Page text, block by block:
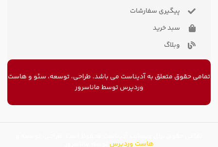
پیگیری سفارشات
سبد خرید
وبلاگ
تمامی حقوق متعلق به آدیناست می باشد. طراحی، توسعه، سئو و هاست
وردپرستوسط ماناسرور
هاست وردپرس